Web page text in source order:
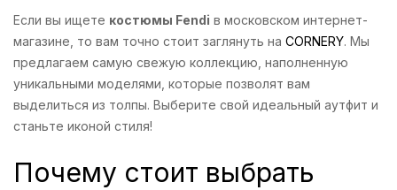
Если вы ищете костюмы Fendi в московском интернет-
магазине, то вам точно стоит заглянуть на CORNERY. Мы
предлагаем самую свежую коллекцию, наполненную
уникальными моделями, которые позволят вам
выделиться из толпы. Выберите свой идеальный аутфит и
станьте иконой стиля!
Почему стоит выбрать